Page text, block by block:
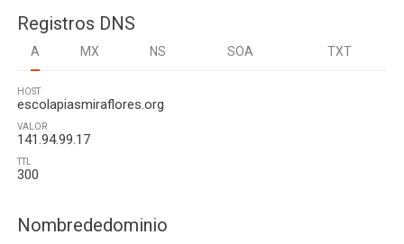
Registros DNS
A MX NS SOA TXT
HOST
escolapiasmiraflores.org
VALOR
141.94.99.17
TTL
300
Nombrededominio